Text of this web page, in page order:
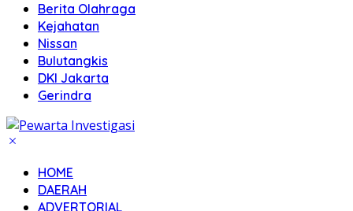
Berita Olahraga
Kejahatan
Nissan
Bulutangkis
DKI Jakarta
Gerindra
HOME
DAERAH
ADVERTORIAL